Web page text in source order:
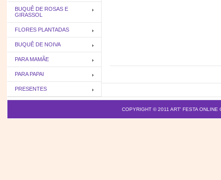
BUQUÊ DE ROSAS E
GIRASSOL
FLORES PLANTADAS
BUQUÊ DE NOIVA
PARA MAMÃE
PARA PAPAI
PRESENTES
COPYRIGHT © 2011 ART' FESTA ONLINE